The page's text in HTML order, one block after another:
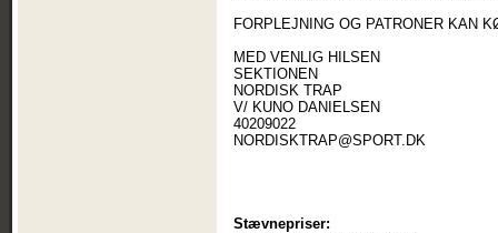
FORPLEJNING OG PATRONER KAN
MED VENLIG HILSEN
SEKTIONEN
NORDISK TRAP
V/ KUNO DANIELSEN
40209022
NORDISKTRAP@SPORT.DK
Stævnepriser: